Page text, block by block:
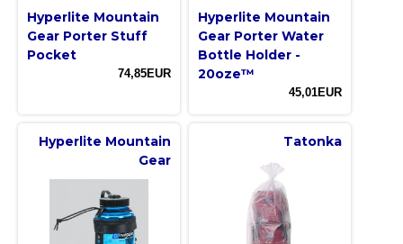
Hyperlite Mountain
Gear Porter Stuff
Pocket
74,85EUR
Hyperlite Mountain
Gear Porter Water
Bottle Holder -
20oze™
45,01EUR
Hyperlite Mountain
Gear
Tatonka